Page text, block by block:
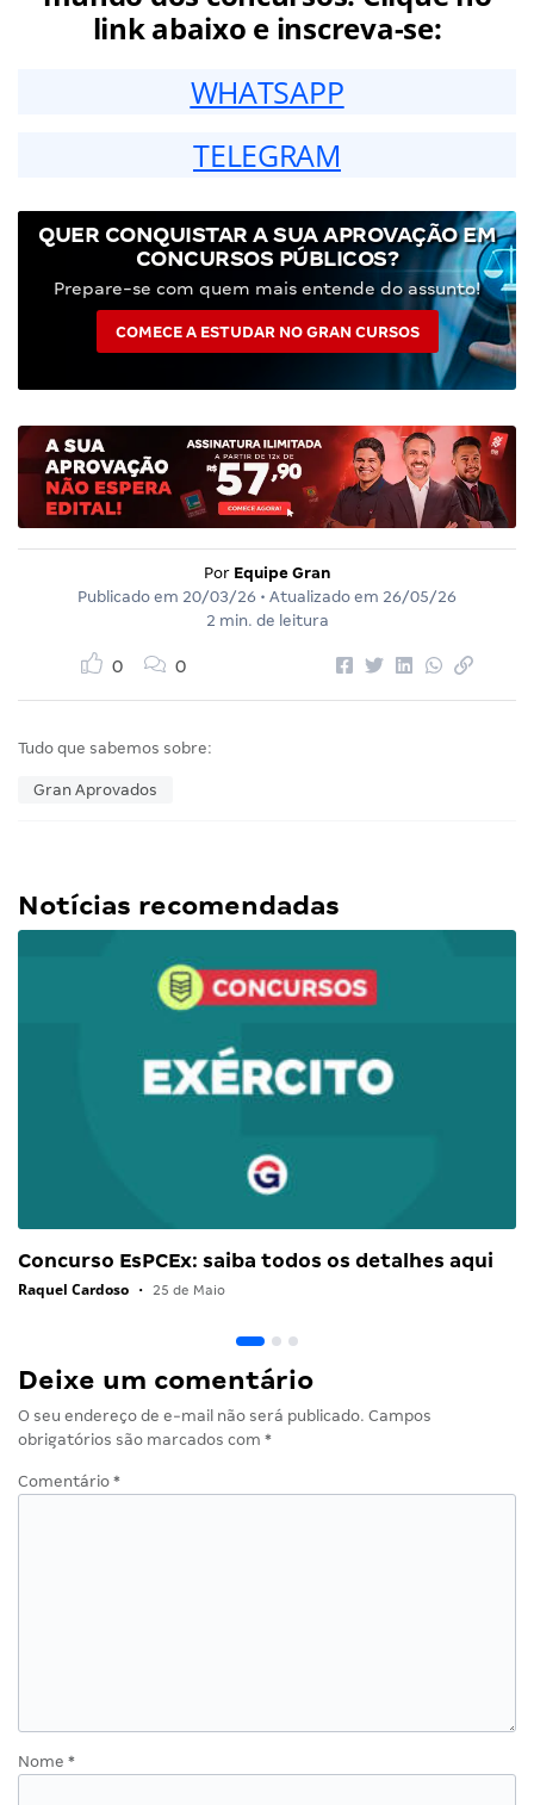
link abaixo e inscreva-se:
WHATSAPP
TELEGRAM
QUER CONQUISTAR A SUA APROVAÇÃO EM
CONCURSOS PÚBLICOS?
Prepare-se com quem mais entende do assunto!
COMECE A ESTUDAR NO GRAN CURSOS
Por Equipe Gran
Publicado em 20/03/26 • Atualizado em 26/05/26
2 min. de leitura
0 0
Tudo que sabemos sobre:
Gran Aprovados
Notícias recomendadas
Concurso EsPCEx: saiba todos os detalhes aqui
Raquel Cardoso • 25 de Maio
Deixe um comentário
O seu endereço de e-mail não será publicado. Campos
obrigatórios são marcados com *
Comentário *
Nome *